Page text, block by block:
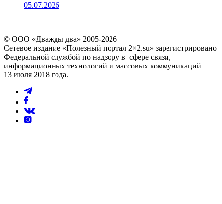
05.07.2026
© ООО «Дважды два» 2005-2026
Сетевое издание «Полезный портал 2×2.su» зарегистрировано
Федеральной службой по надзору в сфере связи,
информационных технологий и массовых коммуникаций
13 июля 2018 года.